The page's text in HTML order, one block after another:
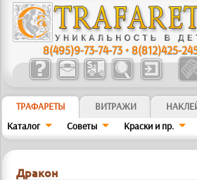
8(495)9-73-74-73 •8(812)425-
ТРАФАРЕТЫ ВИТРАЖИ
Каталог
Советы Краски и пр.
Дракон